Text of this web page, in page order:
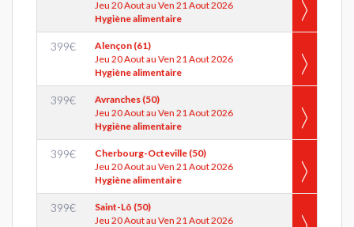
Jeu 20 Aout au Ven 21 Aout 2026
Hygiène alimentaire
399€
Alençon (61)
Jeu 20 Aout au Ven 21 Aout 2026
Hygiène alimentaire
399€
Avranches (50)
Jeu 20 Aout au Ven 21 Aout 2026
Hygiène alimentaire
399€
Cherbourg-Octeville (50)
Jeu 20 Aout au Ven 21 Aout 2026
Hygiène alimentaire
399€
Saint-Lô (50)
Jeu 20 Aout au Ven 21 Aout 2026